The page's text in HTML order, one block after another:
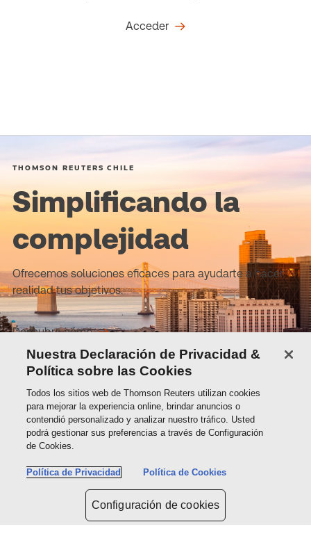
Acceder
THOMSON REUTERS CHILE
Simplificando la
complejidad
Ofrecemos soluciones eficaces para ayudarte a hacer
realidad tus objetivos.
Descubre cómo
Sobre Thomson Reuters
Soluciones
Contactos
Conéctate con nosotros
Nuestra Declaración de Privacidad &
Política sobre las Cookies
Todos los sitios web de Thomson Reuters utilizan cookies
para mejorar la experiencia online, brindar anuncios o
contendió personalizado y analizar nuestro tráfico. Usted
podrá gestionar sus preferencias a través de Configuración
de Cookies.
Política de Privacidad Política de Cookies
Configuración de cookies